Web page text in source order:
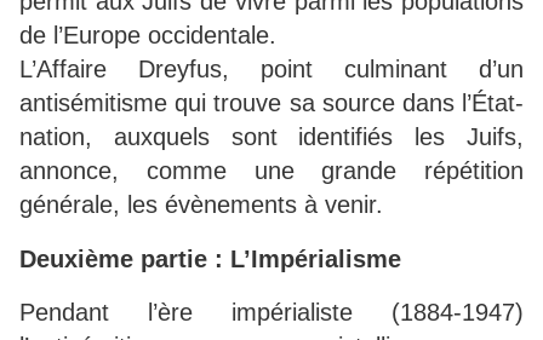
de l’Europe occidentale.
L’Affaire Dreyfus, point culminant d’un
antisémitisme qui trouve sa source dans l’État-
nation, auxquels sont identifiés les Juifs,
annonce, comme une grande répétition
générale, les évènements à venir.
Deuxième partie : L’Impérialisme
Pendant l’ère impérialiste (1884-1947)